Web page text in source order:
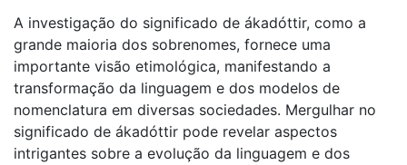
A investigação do significado de ákadóttir, como a
grande maioria dos sobrenomes, fornece uma
importante visão etimológica, manifestando a
transformação da linguagem e dos modelos de
nomenclatura em diversas sociedades. Mergulhar no
significado de ákadóttir pode revelar aspectos
intrigantes sobre a evolução da linguagem e dos